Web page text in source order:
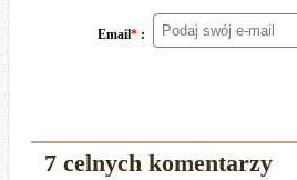
Email* :
7 celnych komentarzy